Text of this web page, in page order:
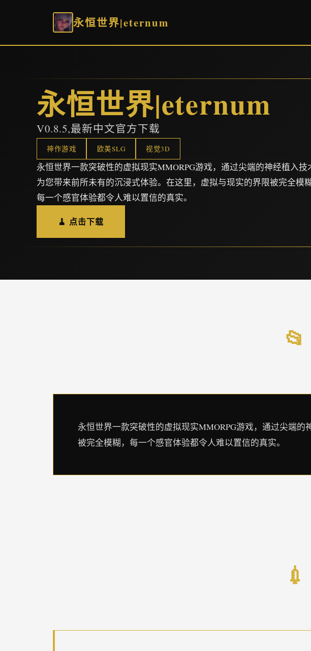
永恒世界|eternum
永恒世界|eternum
V0.8.5,最新中文官方下载
神作游戏 欧美SLG 视觉3D
永恒世界一款突破性的虚拟现实MMORPG游戏，通过尖端的神经植入技
为您带来前所未有的沉浸式体验。在这里，虚拟与现实的界限被完全模糊
每一个感官体验都令人难以置信的真实。
🧹 点击下载
永恒世界一款突破性的虚拟现实MMORPG游戏，通过尖端
被完全模糊，每一个感官体验都令人难以置信的真实。